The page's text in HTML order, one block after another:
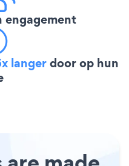
engagement
langerdoor op hun